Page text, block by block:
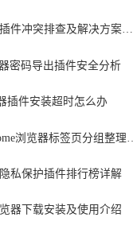
谷歌浏览器插件冲突排查及解决方案实操教程
密码导出插件安全分析
插件安装超时怎么办
私保护插件排行榜详解
器下载安装及使用介绍